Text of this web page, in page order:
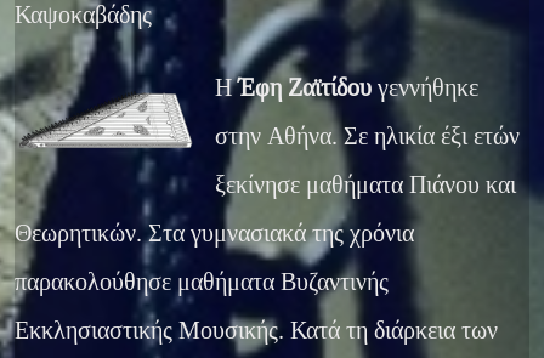
Καψοκαβάδης
ΗΈφη Ζαϊτίδουγεννήθηκε
στην Αθήνα. Σε ηλικία έξι ετών
ξεκίνησε μαθήματα Πιάνου και
Θεωρητικών. Στα γυμνασιακά της χρόνια
παρακολούθησε μαθήματα Βυζαντινής
Εκκλησιαστικής Μουσικής. Κατά τη διάρκεια των